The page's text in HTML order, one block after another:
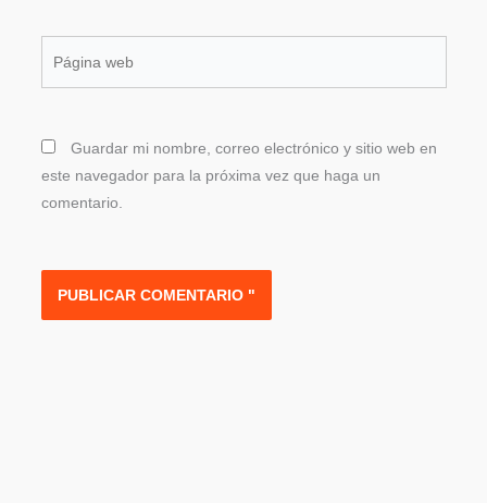
Guardar mi nombre, correo electrónico y sitio web en
este navegador para la próxima vez que haga un
comentario.